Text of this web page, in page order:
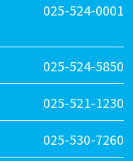
025-524-0001
025-524-5850
025-521-1230
025-530-7260